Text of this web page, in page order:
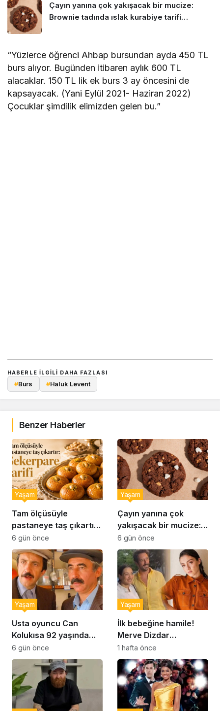
Çayın yanına çok yakışacak bir mucize:
Brownie tadında ıslak kurabiye tarifi…
“Yüzlerce öğrenci Ahbap bursundan ayda 450 TL
burs alıyor. Bugünden itibaren aylık 600 TL
alacaklar. 150 TL lik ek burs 3 ay öncesini de
kapsayacak. (Yani Eylül 2021- Haziran 2022)
Çocuklar şimdilik elimizden gelen bu.”
HABERLE ILGILI DAHA FAZLASI
#Burs #Haluk Levent
Benzer Haberler
Tam ölçüsüyle
pastaneye taş çıkartır:
Şekerpare tarifi
Yaşam
6 gün önce
Çayın yanına çok
yakışacak bir mucize:
Brownie tadında ıslak
kurabiye tarifi…
Yaşam
6 gün önce
Usta oyuncu Can
Kolukısa 92 yaşında
hayatını kaybetti
Yaşam
6 gün önce
İlk bebeğine hamile!
Merve Dizdar
sessizliğini bozdu: ‘İsim
bulmak çok zor’
Yaşam
1 hafta önce